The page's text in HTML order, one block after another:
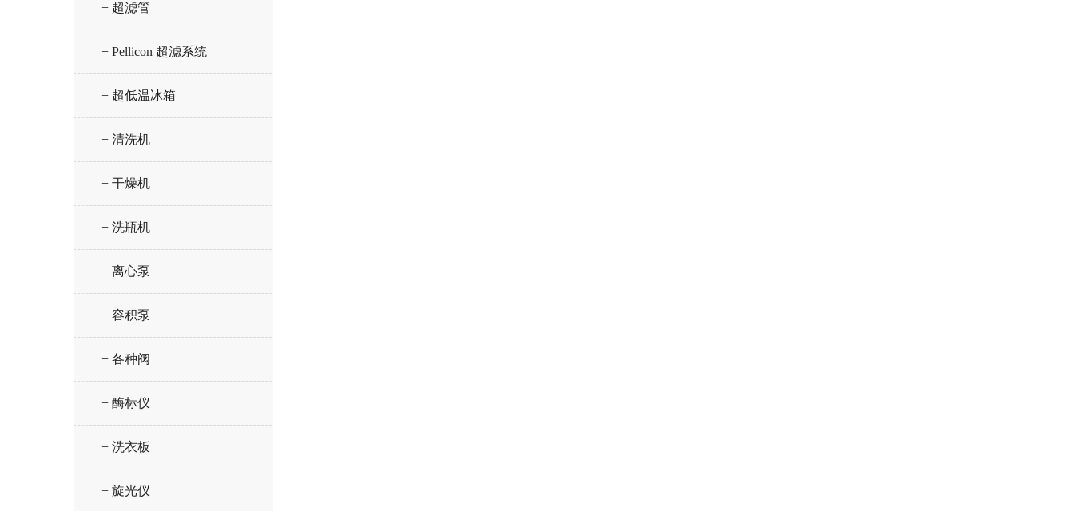
+ 超滤管
+ Pellicon 超滤系统
+ 超低温冰箱
+ 清洗机
+ 干燥机
+ 洗瓶机
+ 离心泵
+ 容积泵
+ 各种阀
+ 酶标仪
+ 洗衣板
+ 旋光仪